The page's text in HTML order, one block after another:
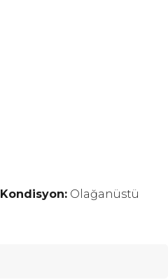
Kondisyon: Olağanüstü